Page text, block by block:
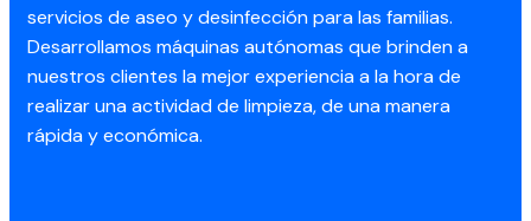
servicios de aseo y desinfección para las familias.
Desarrollamos máquinas autónomas que brinden a
nuestros clientes la mejor experiencia a la hora de
realizar una actividad de limpieza, de una manera
rápida y económica.